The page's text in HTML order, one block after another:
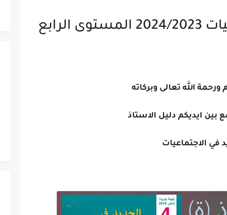
الله تعالى وبركاته
بين ايديكم دليل الاستاذ
في الاجتماعيات